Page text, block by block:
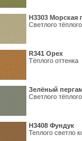
H3303 Морская
Светлого
R341 Орех
Тёплого оттенка
Зелёный
Светлого
Н3408 Фундук
Теплого светло